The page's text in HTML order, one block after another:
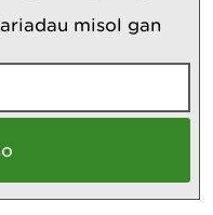
misol gan